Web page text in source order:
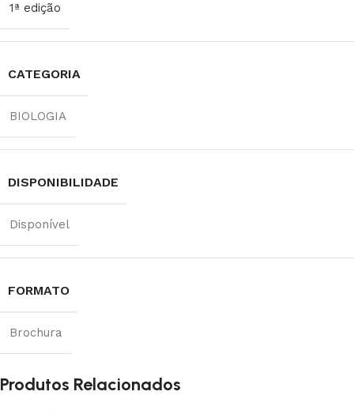
1ª edição
CATEGORIA
BIOLOGIA
DISPONIBILIDADE
Disponível
FORMATO
Brochura
Produtos Relacionados